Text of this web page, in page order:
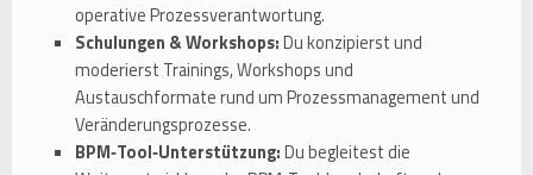
operative Prozessverantwortung.
Schulungen & Workshops:Du konzipierst und
moderierst Trainings, Workshops und
Austauschformate rund um Prozessmanagement und
Veränderungsprozesse.
BPM‑Tool‑Unterstützung:Du begleitest die